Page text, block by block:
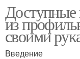
Трубы для
Доступные
из
своими
Введение